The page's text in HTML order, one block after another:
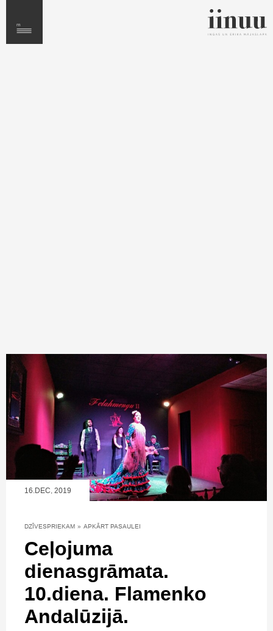
16.DEC, 2019
DZĪVESPRIEKAM » APKĀRT PASAULEI
Ceļojuma
dienasgrāmata.
10.diena. Flamenko
Andalūzijā.